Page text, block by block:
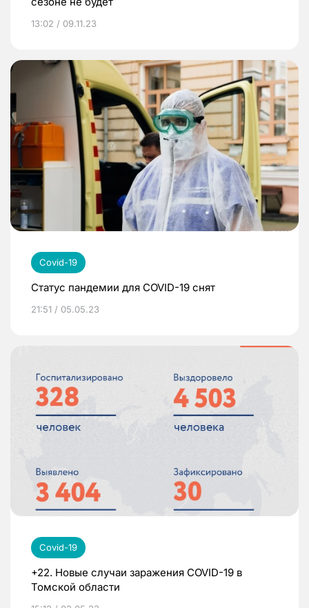
13:02 / 09.11.23
Covid-19
Статус пандемии для COVID-19 снят
21:51 / 05.05.23
Covid-19
+22. Новые случаи заражения COVID-19 в
Томской области